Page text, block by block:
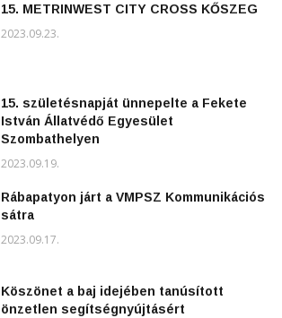
15. METRINWEST CITY CROSS KŐSZEG
2023.09.23.
15. születésnapját ünnepelte a Fekete
István Állatvédő Egyesület
Szombathelyen
2023.09.19.
Rábapatyon járt a VMPSZ Kommunikációs
sátra
2023.09.17.
Köszönet a baj idejében tanúsított
önzetlen segítségnyújtásért